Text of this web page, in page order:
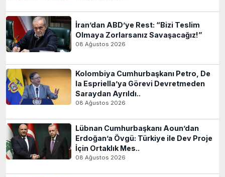
İran’dan ABD’ye Rest: “Bizi Teslim
Olmaya Zorlarsanız Savaşacağız!”
08 Ağustos 2026
Kolombiya Cumhurbaşkanı Petro, De
la Espriella’ya Görevi Devretmeden
Saraydan Ayrıldı..
08 Ağustos 2026
Lübnan Cumhurbaşkanı Aoun’dan
Erdoğan’a Övgü: Türkiye ile Dev Proje
İçin Ortaklık Mes..
08 Ağustos 2026